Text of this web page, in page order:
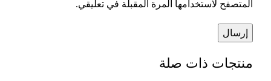
المتصفح لاستخدامها المرة المقبلة في تعليقي.
منتجات ذات صلة